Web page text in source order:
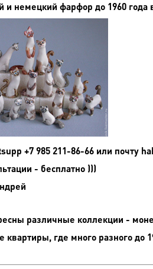
и немецкий фарфор до 1960
+7 985 211-86-66 или почту
- бесплатно )))
различные коллекции -
квартиры, где много разного до